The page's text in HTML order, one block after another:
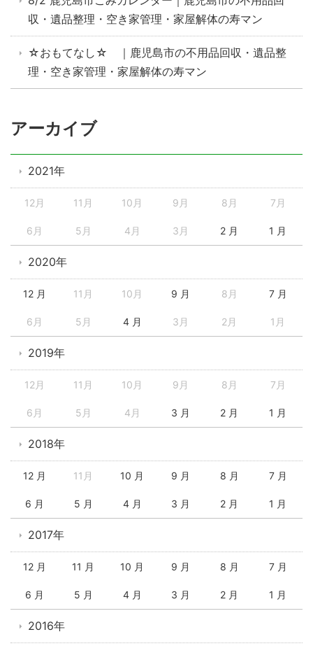
収・遺品整理・空き家管理・家屋解体の寿マン
☆おもてなし☆ ｜鹿児島市の不用品回収・遺品整
理・空き家管理・家屋解体の寿マン
アーカイブ
2021年
12月 11月 10月 9月 8月 7月
6月 5月 4月 3月 2 月 1 月
2020年
12 月 11月 10月 9 月 8月 7 月
6月 5月 4 月 3月 2月 1月
2019年
12月 11月 10月 9月 8月 7月
6月 5月 4月 3 月 2 月 1 月
2018年
12 月 11月 10 月 9 月 8 月 7 月
6 月 5 月 4 月 3 月 2 月 1 月
2017年
12 月 11 月 10 月 9 月 8 月 7 月
6 月 5 月 4 月 3 月 2 月 1 月
2016年